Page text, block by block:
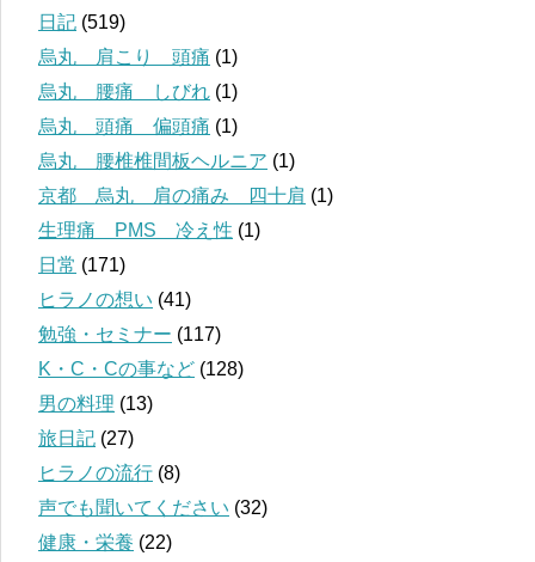
日記 (519)
烏丸 肩こり 頭痛 (1)
烏丸 腰痛 しびれ (1)
烏丸 頭痛 偏頭痛 (1)
烏丸 腰椎椎間板ヘルニア (1)
京都 烏丸 肩の痛み 四十肩 (1)
生理痛 PMS 冷え性 (1)
日常 (171)
ヒラノの想い (41)
勉強・セミナー (117)
K・C・Cの事など (128)
男の料理 (13)
旅日記 (27)
ヒラノの流行 (8)
声でも聞いてください (32)
健康・栄養 (22)